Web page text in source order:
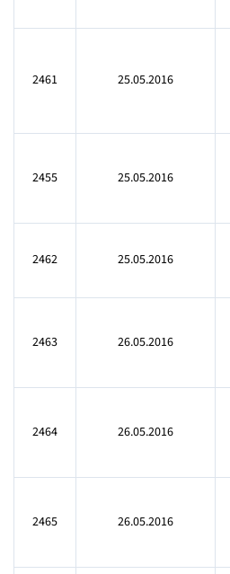
2461 25.05.2016
2455 25.05.2016
2462 25.05.2016
2463 26.05.2016
2464 26.05.2016
2465 26.05.2016